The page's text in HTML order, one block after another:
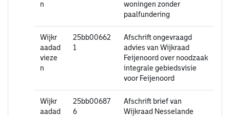
n
woningen zonder
paalfundering
Wijkr
aadad
vieze
n
25bb00662
1
Afschrift ongevraagd
advies van Wijkraad
Feijenoord over noodzaak
integrale gebiedsvisie
voor Feijenoord
Wijkr
aadad
25bb00687
6
Afschrift brief van
Wijkraad Nesselande